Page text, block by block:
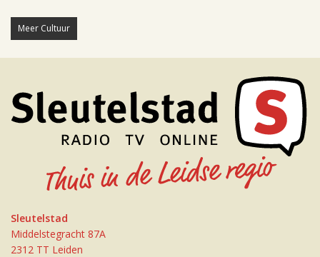
Meer Cultuur
Sleutelstad
Middelstegracht 87A
2312 TT Leiden